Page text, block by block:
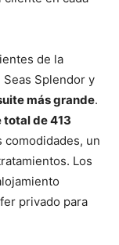
de la
Seas Splendor y
más grande.
total de 413
comodidades, un
Los
privado para